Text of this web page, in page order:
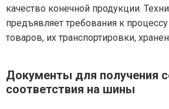
качество конечной продукции.
предъявляет требования к
товаров, их транспортировки,
Документы для получения
соответствия на шины